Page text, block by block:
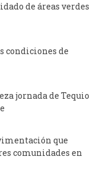
de áreas verdes
condiciones de
jornada de Tequio
que
comunidades en